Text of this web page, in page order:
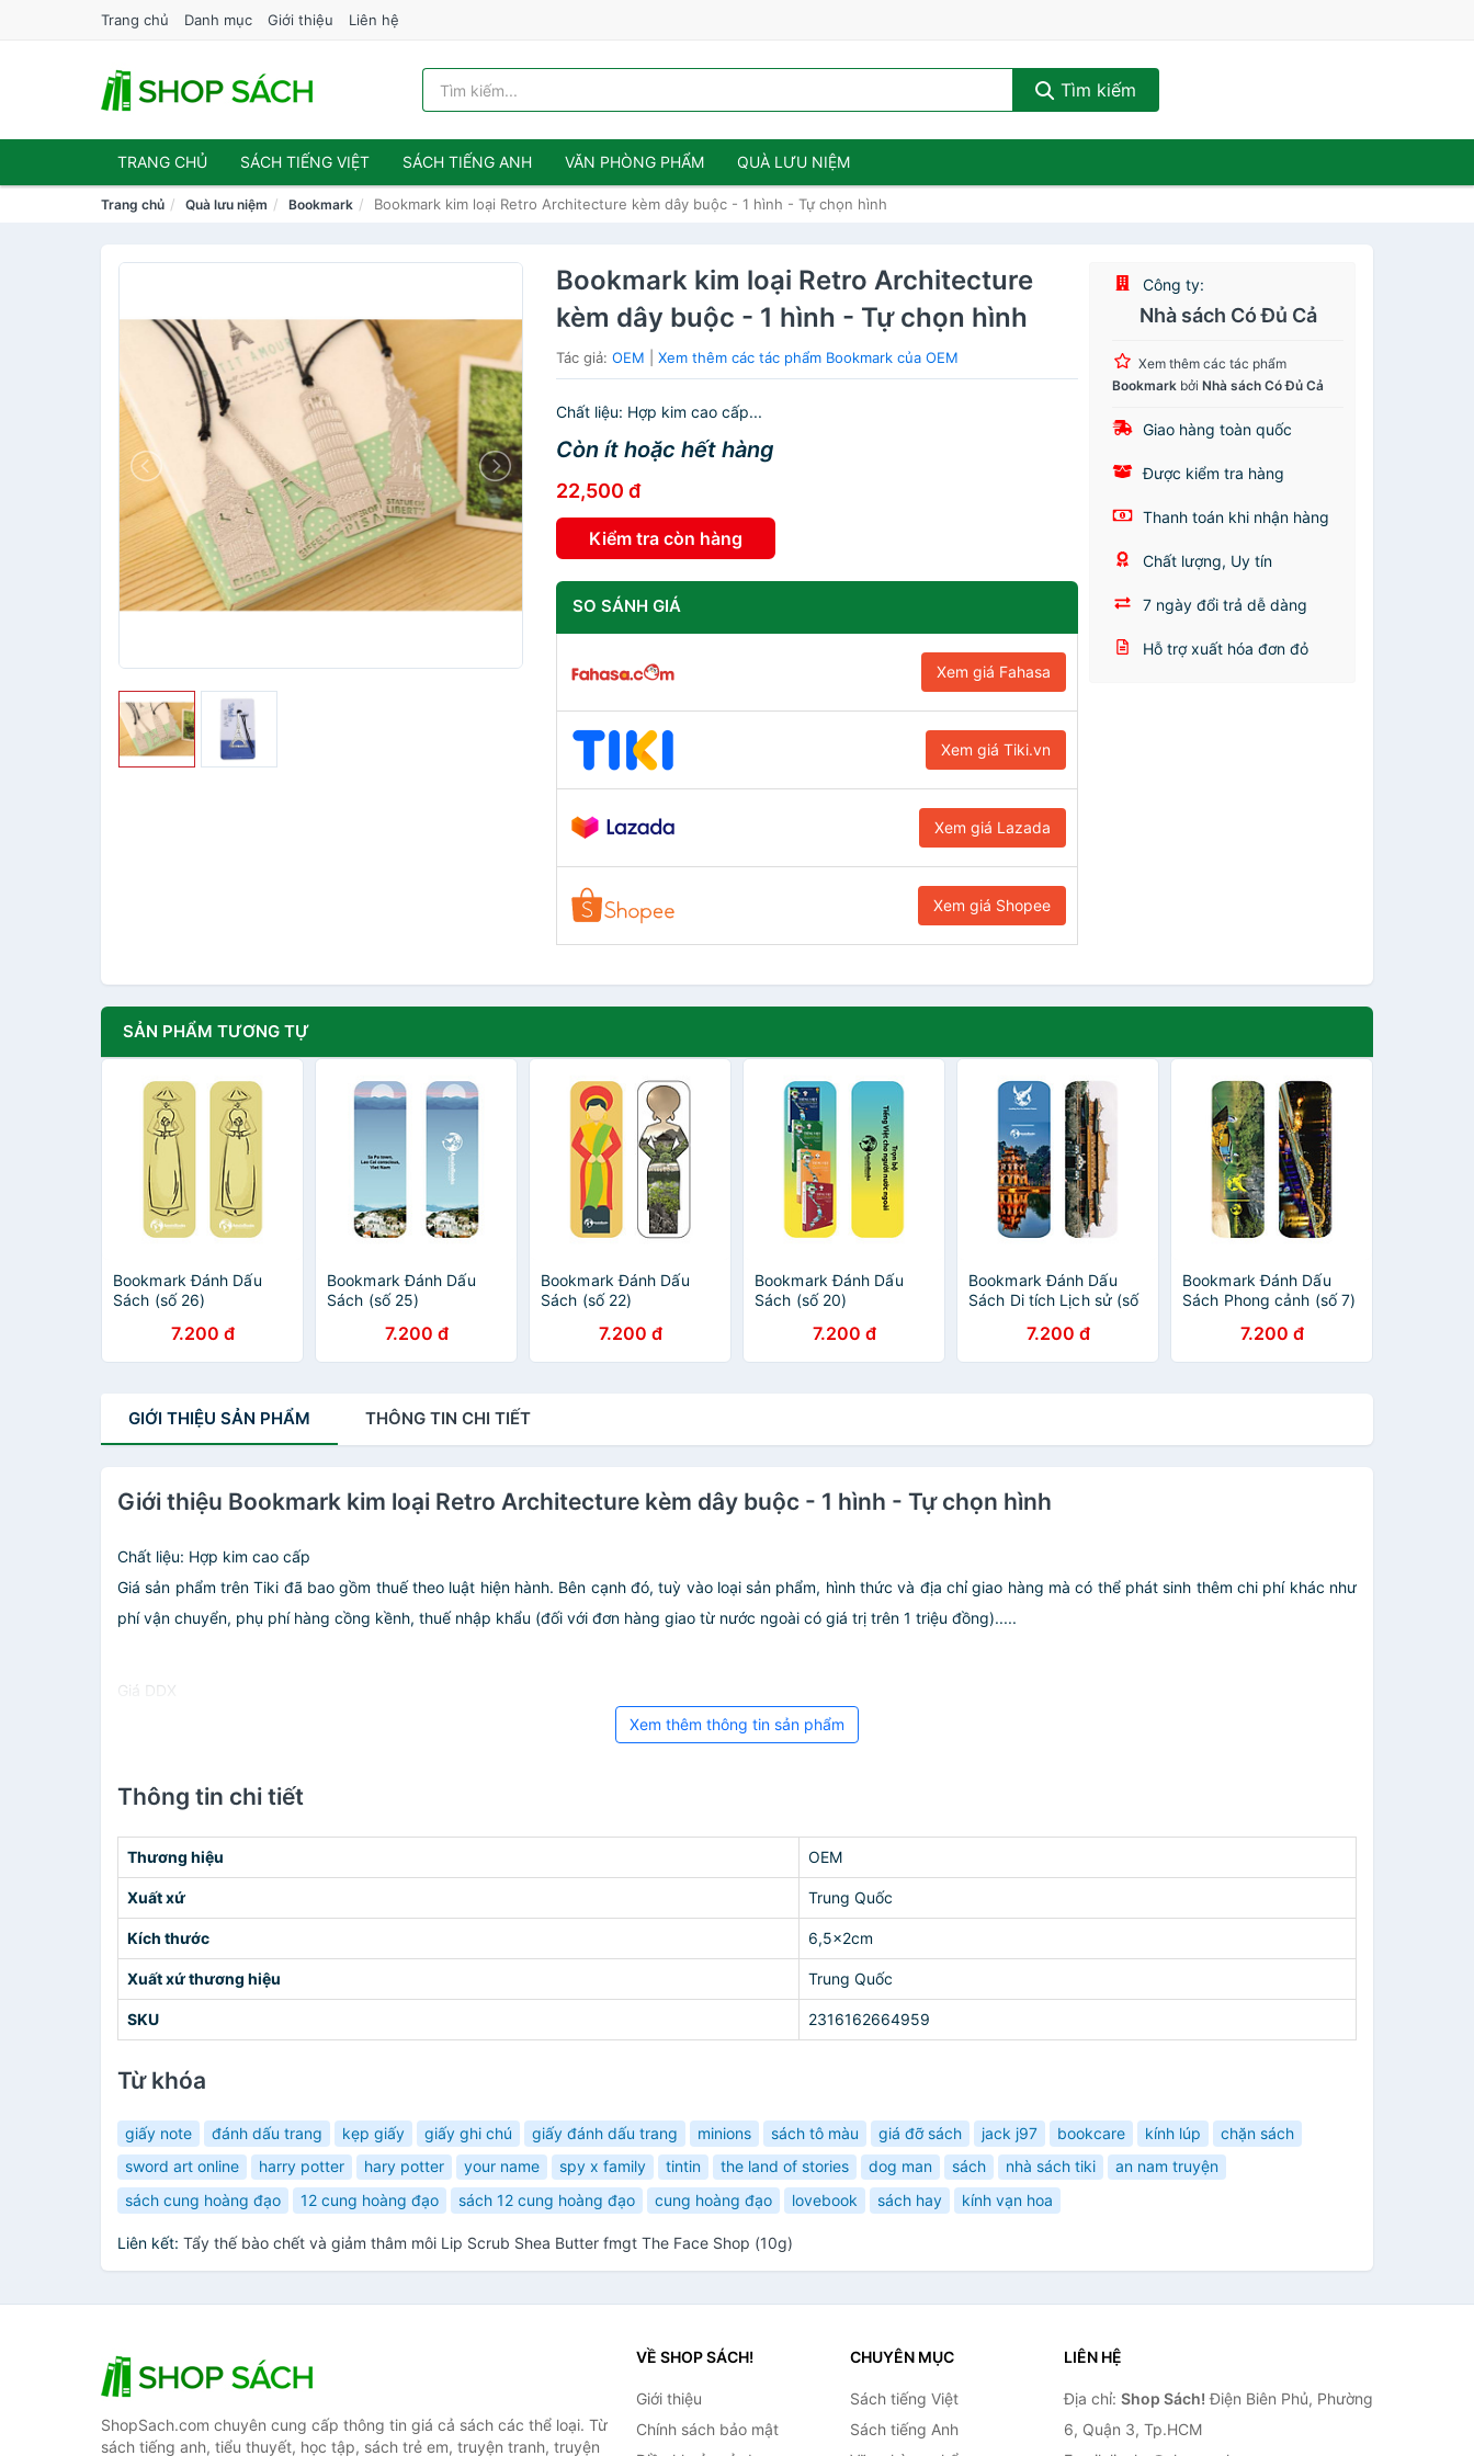
Trang chủ Danh mục Giới thiệu Liên hệ
Tìm kiếm
TRANG CHỦ SÁCH TIẾNG VIỆT SÁCH TIẾNG ANH VĂN PHÒNG PHẨM QUÀ LƯU NIỆM
Trang chủ Quà lưu niệm Bookmark Bookmark kim loại Retro Architecture kèm dây buộc - 1 hình - Tự chọn hình
Bookmark kim loại Retro Architecture
kèm dây buộc - 1 hình - Tự chọn hình
Tác giả:OEM |Xem thêm các tác phẩm Bookmark của OEM
Chất liệu: Hợp kim cao cấp...
Còn ít hoặc hết hàng
22,500 đ
Kiểm tra còn hàng
SO SÁNH GIÁ
Xem giá Fahasa
Xem giá Tiki.vn
Xem giá Lazada
Xem giá Shopee
Công ty:
Nhà sách Có Đủ Cả
Xem thêm các tác phẩm
Bookmark bởiNhà sách Có Đủ Cả
Giao hàng toàn quốc
Được kiểm tra hàng
Thanh toán khi nhận hàng
Chất lượng, Uy tín
7 ngày đổi trả dễ dàng
Hỗ trợ xuất hóa đơn đỏ
SẢN PHẨM TƯƠNG TỰ
Bookmark Đánh Dấu
Sách (số 26)
7.200 đ
Bookmark Đánh Dấu
Sách (số 25)
7.200 đ
Bookmark Đánh Dấu
Sách (số 22)
7.200 đ
Bookmark Đánh Dấu
Sách (số 20)
7.200 đ
Bookmark Đánh Dấu
Sách Di tích Lịch sử (số
7.200 đ
Bookmark Đánh Dấu
Sách Phong cảnh (số 7)
7.200 đ
GIỚI THIỆU SẢN PHẨM THÔNG TIN CHI TIẾT
Giới thiệu Bookmark kim loại Retro Architecture kèm dây buộc - 1 hình - Tự chọn hình
Chất liệu: Hợp kim cao cấp
Giá sản phẩm trên Tiki đã bao gồm thuế theo luật hiện hành. Bên cạnh đó, tuỳ vào loại sản phẩm, hình thức và địa chỉ giao hàng mà có thể phát sinh thêm chi phí khác như
phí vận chuyển, phụ phí hàng cồng kềnh, thuế nhập khẩu (đối với đơn hàng giao từ nước ngoài có giá trị trên 1 triệu đồng).....
Giá DDX
Xem thêm thông tin sản phẩm
Thông tin chi tiết
Thương hiệu OEM
Xuất xứ Trung Quốc
Kích thước 6,5x2cm
Xuất xứ thương hiệu Trung Quốc
SKU 2316162664959
Từ khóa
giấy note đánh dấu trang kẹp giấy giấy ghi chú giấy đánh dấu trang minions sách tô màu giá đỡ sách jack j97 bookcare kính lúp
chặn sách
sword art online
harry potter hary potter your name spy x family tintin the land of stories dog man sách nhà sách tiki
an nam truyện
sách cung hoàng đạo
12 cung hoàng đạo sách 12 cung hoàng đạo cung hoàng đạo lovebook sách hay kính vạn hoa
Liên kết: Tẩy thế bào chết và giảm thâm môi Lip Scrub Shea Butter fmgt The Face Shop (10g)
ShopSach.com chuyên cung cấp thông tin giá cả sách các thể loại. Từ
sách tiếng anh, tiểu thuyết, học tập, sách trẻ em, truyện tranh, truyện
VỀ SHOP SÁCH!
Giới thiệu
Chính sách bảo mật
CHUYÊN MỤC
Sách tiếng Việt
Sách tiếng Anh
LIÊN HỆ
Địa chỉ: Shop Sách! Điện Biên Phủ, Phường
6, Quận 3, Tp.HCM